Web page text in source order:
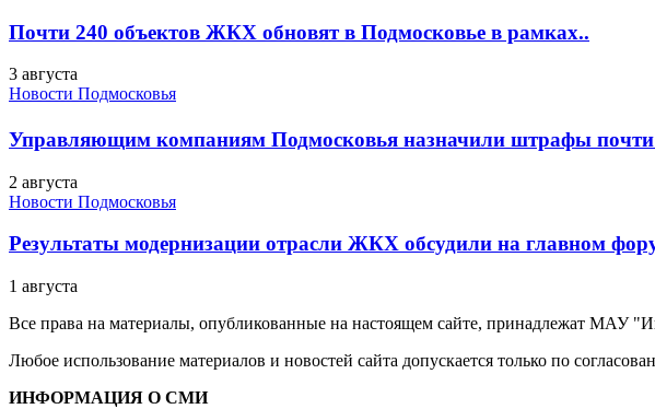
Почти 240 объектов ЖКХ обновят в Подмосковье в рамках..
3 августа
Новости Подмосковья
Управляющим компаниям Подмосковья назначили штрафы
2 августа
Новости Подмосковья
Результаты модернизации отрасли ЖКХ обсудили на главном
1 августа
Все права на материалы, опубликованные на настоящем сайте, принадлежат МАУ
Любое использование материалов и новостей сайта допускается только по
ИНФОРМАЦИЯ О СМИ